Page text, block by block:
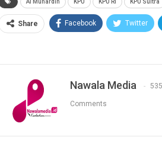
Al Munardin KPU KPU RI KPU Sultra
Share Facebook Twitter
Nawala Media
Comments